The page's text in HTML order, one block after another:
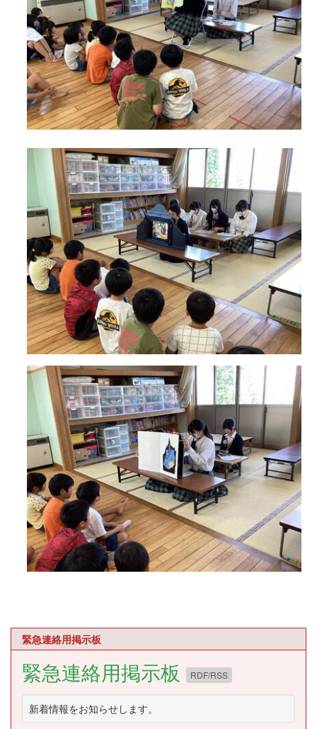
緊急連絡用掲示板
緊急連絡用掲示板 RDF/RSS
新着情報をお知らせします。